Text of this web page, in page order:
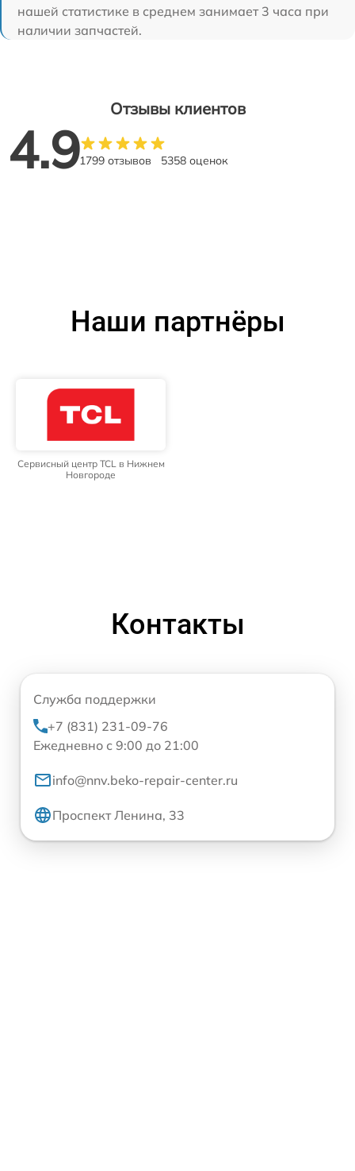
нашей статистике в среднем занимает 3 часа при
наличии запчастей.
Отзывы клиентов
4.91799 отзывов 5358 оценок
Наши партнёры
Сервисный центр TCL в Нижнем
Новгороде
Контакты
Служба поддержки
+7 (831) 231-09-76
Ежедневно с 9:00 до 21:00
info@nnv.beko-repair-center.ru
Проспект Ленина, 33